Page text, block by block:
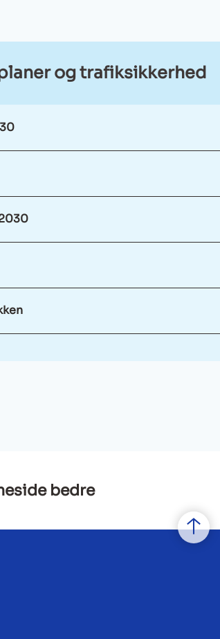
og trafiksikkerhed
bedre